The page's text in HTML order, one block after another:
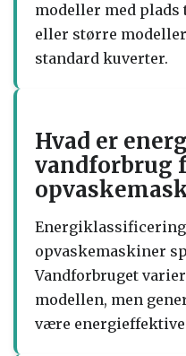
modeller med plads
eller større
standard kuverter.
Hvad er
vandforbrug
opvaskemaskiner
Vandforbruget
modellen, men
være energieffektive